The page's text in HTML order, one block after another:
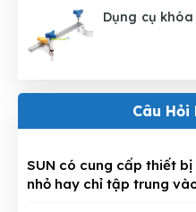
Dụng cụ
Câu Hỏi
SUN có cung cấp thiết
nhỏ hay chỉ tập trung